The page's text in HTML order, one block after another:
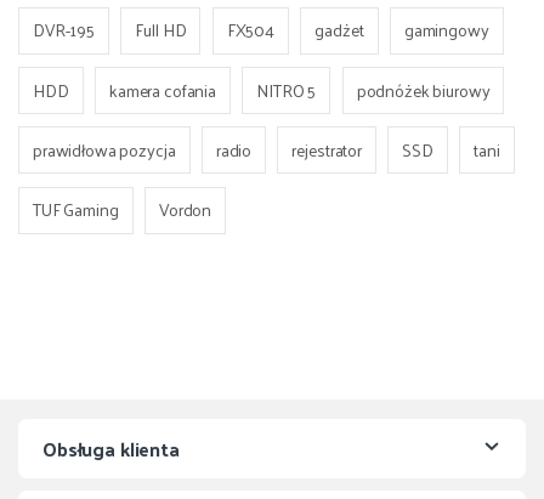
DVR-195
Full HD FX504 gadżet
gamingowy
HDD
kamera cofania NITRO 5
podnóżek biurowy
prawidłowa pozycja
radio rejestrator SSD
tani
TUF Gaming
Vordon
Obsługa klienta